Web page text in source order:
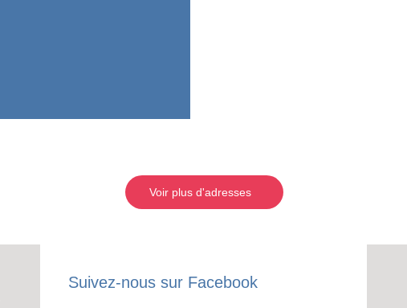
Voir plus d'adresses
Suivez-nous sur Facebook